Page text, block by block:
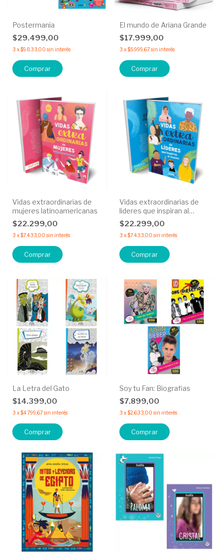
Postermania
$29.499,00
3 x$9.833,00 sin interés
Comprar
El mundo de Ariana Grande
$17.999,00
3 x$5.999,67sin interés
Vidas extraordinarias de
mujeres latinoamericanas
$22.299,00
3 x$7.433,00 sin interés
Vidas extraordinarias de
lideres que inspiran al
mundo
$22.299,00
3 x$7.433,00 sin interés
La Letra del Gato
$14.399,00
3 x$4.799,67sin interés
Comprar
Soy tu Fan: Biografias
$7.899,00
3 x$2.633,00 sin interés
Comprar